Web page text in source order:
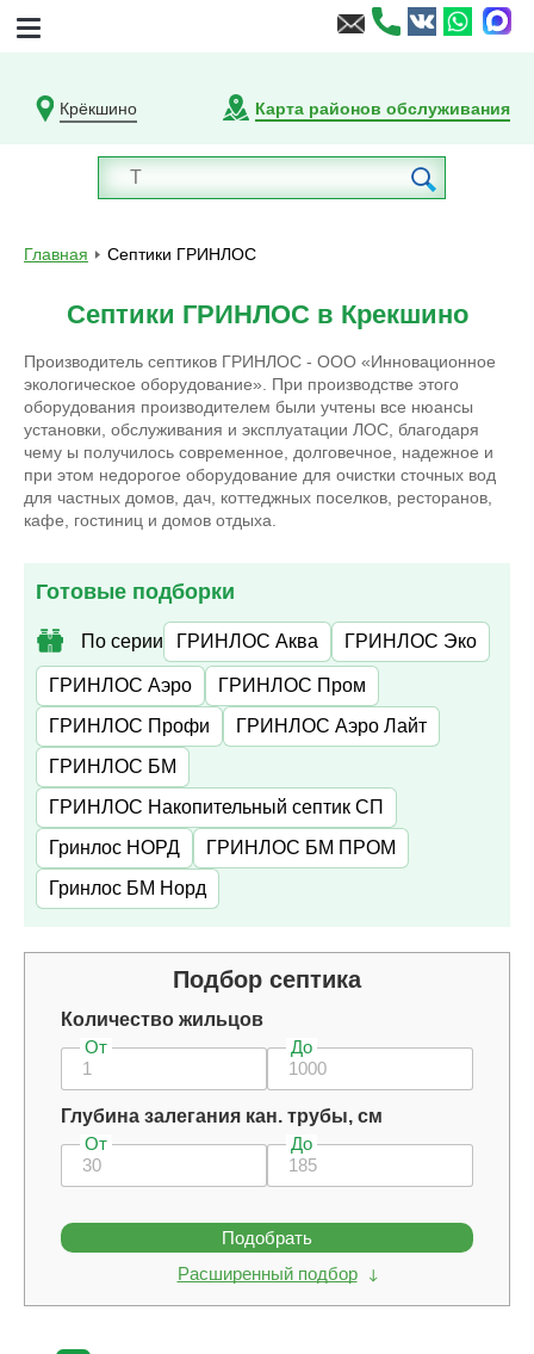
Крёкшино Карта районов обслуживания
Главная Септики ГРИНЛОС
Септики ГРИНЛОС в Крекшино
Производитель септиков ГРИНЛОС - ООО «Инновационное
экологическое оборудование». При производстве этого
оборудования производителем были учтены все нюансы
установки, обслуживания и эксплуатации ЛОС, благодаря
чему ы получилось современное, долговечное, надежное и
при этом недорогое оборудование для очистки сточных вод
для частных домов, дач, коттеджных поселков, ресторанов,
кафе, гостиниц и домов отдыха.
Готовые подборки
По серии ГРИНЛОС Аква ГРИНЛОС Эко
ГРИНЛОС Аэро
ГРИНЛОС Пром
ГРИНЛОС Профи
ГРИНЛОС Аэро Лайт
ГРИНЛОС БМ
ГРИНЛОС Накопительный септик СП
Гринлос НОРД
ГРИНЛОС БМ ПРОМ
Гринлос БМ Норд
Подбор септика
Количество жильцов
От
До
Глубина залегания кан. трубы, см
От
До
Подобрать
Расширенный подбор